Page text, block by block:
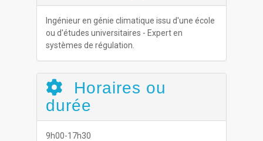
Ingénieur en génie climatique issu d'une école
ou d'études universitaires - Expert en
systèmes de régulation.
Horaires ou
durée
9h00-17h30